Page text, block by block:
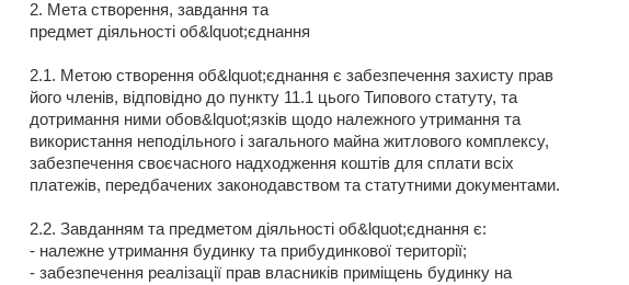
2. Мета створення, завдання та
предмет діяльності об&lquot;єднання
2.1. Метою створення об&lquot;єднання є забезпечення захисту прав
його членів, відповідно до пункту 11.1 цього Типового статуту, та
дотримання ними обов&lquot;язків щодо належного утримання та
використання неподільного і загального майна житлового комплексу,
забезпечення своєчасного надходження коштів для сплати всіх
платежів, передбачених законодавством та статутними документами.
2.2. Завданням та предметом діяльності об&lquot;єднання є:
- належне утримання будинку та прибудинкової території;
- забезпечення реалізації прав власників приміщень будинку на